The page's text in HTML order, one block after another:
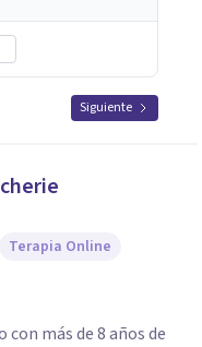
Siguiente
Terapia Online
más de 8 años de